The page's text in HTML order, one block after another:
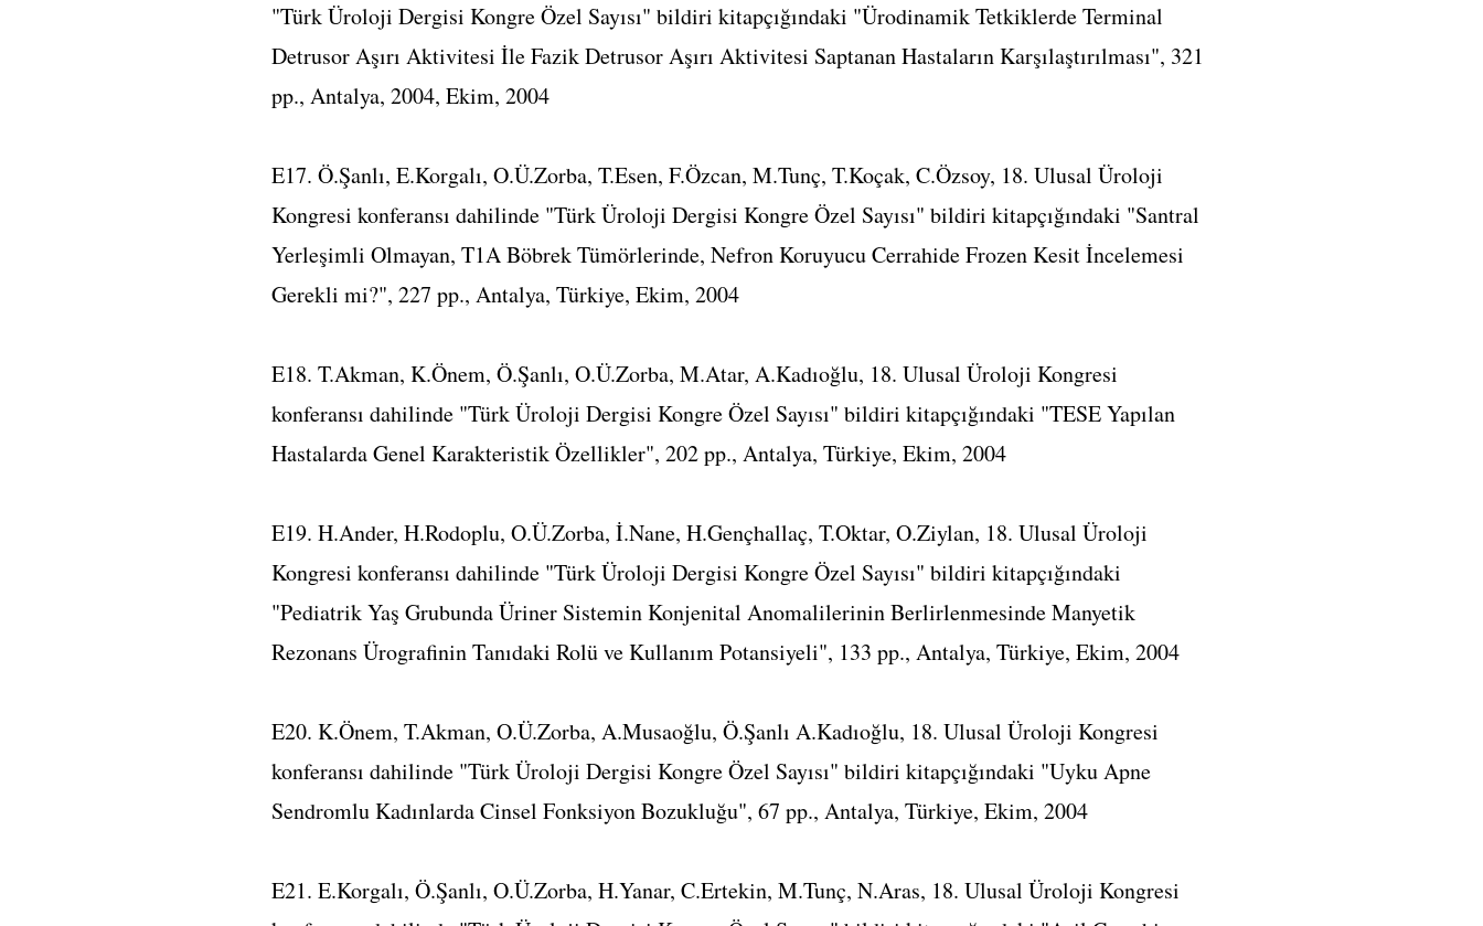
"Türk Üroloji Dergisi Kongre Özel Sayısı" bildiri kitapçığındaki "Ürodinamik Tetkiklerde Terminal
Detrusor Aşırı Aktivitesi İle Fazik Detrusor Aşırı Aktivitesi Saptanan Hastaların Karşılaştırılması", 321
pp., Antalya, 2004, Ekim, 2004
E17. Ö.Şanlı, E.Korgalı, O.Ü.Zorba, T.Esen, F.Özcan, M.Tunç, T.Koçak, C.Özsoy, 18. Ulusal Üroloji
Kongresi konferansı dahilinde "Türk Üroloji Dergisi Kongre Özel Sayısı" bildiri kitapçığındaki "Santral
Yerleşimli Olmayan, T1A Böbrek Tümörlerinde, Nefron Koruyucu Cerrahide Frozen Kesit İncelemesi
Gerekli mi?", 227 pp., Antalya, Türkiye, Ekim, 2004
E18. T.Akman, K.Önem, Ö.Şanlı, O.Ü.Zorba, M.Atar, A.Kadıoğlu, 18. Ulusal Üroloji Kongresi
konferansı dahilinde "Türk Üroloji Dergisi Kongre Özel Sayısı" bildiri kitapçığındaki "TESE Yapılan
Hastalarda Genel Karakteristik Özellikler", 202 pp., Antalya, Türkiye, Ekim, 2004
E19. H.Ander, H.Rodoplu, O.Ü.Zorba, İ.Nane, H.Gençhallaç, T.Oktar, O.Ziylan, 18. Ulusal Üroloji
Kongresi konferansı dahilinde "Türk Üroloji Dergisi Kongre Özel Sayısı" bildiri kitapçığındaki
"Pediatrik Yaş Grubunda Üriner Sistemin Konjenital Anomalilerinin Berlirlenmesinde Manyetik
Rezonans Ürografinin Tanıdaki Rolü ve Kullanım Potansiyeli", 133 pp., Antalya, Türkiye, Ekim, 2004
E20. K.Önem, T.Akman, O.Ü.Zorba, A.Musaoğlu, Ö.Şanlı A.Kadıoğlu, 18. Ulusal Üroloji Kongresi
konferansı dahilinde "Türk Üroloji Dergisi Kongre Özel Sayısı" bildiri kitapçığındaki "Uyku Apne
Sendromlu Kadınlarda Cinsel Fonksiyon Bozukluğu", 67 pp., Antalya, Türkiye, Ekim, 2004
E21. E.Korgalı, Ö.Şanlı, O.Ü.Zorba, H.Yanar, C.Ertekin, M.Tunç, N.Aras, 18. Ulusal Üroloji Kongresi